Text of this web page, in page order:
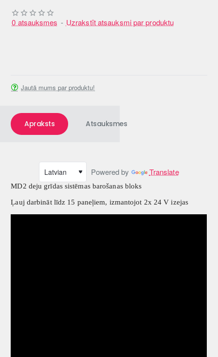
0 atsauksmes - Uzrakstīt atsauksmi par produktu
Jautā mums par produktu!
Apraksts Atsauksmes
Powered by Translate
MD2 deju grīdas sistēmas barošanas bloks
Ļauj darbināt līdz 15 paneļiem, izmantojot 2x 24 V izejas